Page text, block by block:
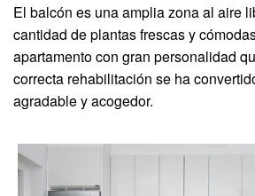
El balcón es una amplia zona al aire
cantidad de plantas frescas y
apartamento con gran personalidad
correcta rehabilitación se ha
agradable y acogedor.